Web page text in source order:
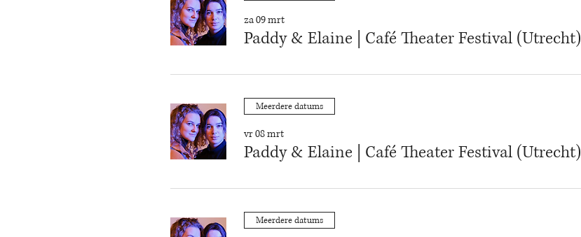
za 09 mrt
Paddy & Elaine | Café Theater Festival (Utrecht)
Meerdere datums
vr 08 mrt
Paddy & Elaine | Café Theater Festival (Utrecht)
Meerdere datums